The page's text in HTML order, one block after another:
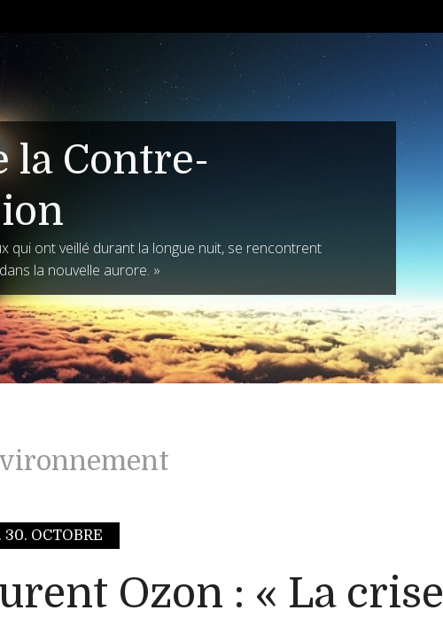
la Contre-
qui ont veillé durant la longue nuit, se rencontrent
la nouvelle aurore. »
30. OCTOBRE
Ozon : « La crise